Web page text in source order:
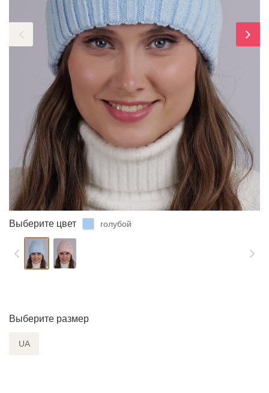
Выберите цвет голубой
Выберите размер
UA